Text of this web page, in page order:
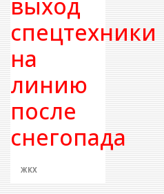
спецтехники
на
линию
после
снегопада
ЖКХ